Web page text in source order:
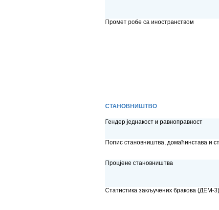
Промет робе са иностранством
СТАНОВНИШТВО
Гендер једнакост и равноправност
Попис становништва, домаћинстава и
Процјене становништва
Статистика закључених бракова (ДЕМ-3)